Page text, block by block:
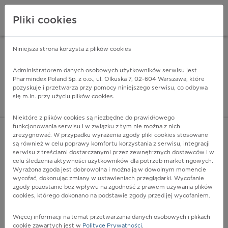
Pharmindex - lider
ZALOGUJ SIĘ
P83.9 - Stan dotyczący powłok swoisty dla płodu i
noworodka, nieokreślony
Więcej na lekiicd10.pl
Pliki cookies
Niniejsza strona korzysta z plików cookies
Administratorem danych osobowych użytkowników serwisu jest
Pharmindex Poland Sp. z o.o., ul. Olkuska 7, 02-604 Warszawa, które
pozyskuje i przetwarza przy pomocy niniejszego serwisu, co odbywa
się m.in. przy użyciu plików cookies.
Niektóre z plików cookies są niezbędne do prawidłowego
funkcjonowania serwisu i w związku z tym nie można z nich
zrezygnować. W przypadku wyrażenia zgody pliki cookies stosowane
są również w celu poprawy komfortu korzystania z serwisu, integracji
serwisu z treściami dostarczanymi przez zewnętrznych dostawców i w
celu śledzenia aktywności użytkowników dla potrzeb marketingowych.
Wyrażona zgoda jest dobrowolna i można ją w dowolnym momencie
wycofać, dokonując zmiany w ustawieniach przeglądarki. Wycofanie
zgody pozostanie bez wpływu na zgodność z prawem używania plików
cookies, którego dokonano na podstawie zgody przed jej wycofaniem.
Więcej informacji na temat przetwarzania danych osobowych i plikach
cookie zawartych jest w Polityce Prywatności.
ZA DARMO - w Google Play INSTALUJ